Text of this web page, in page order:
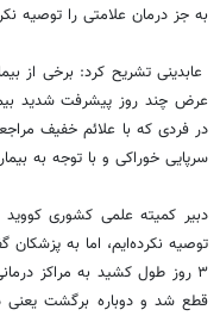
به جز درمان علامتی را توصیه
عابدینی تشریح کرد: برخی از
عرض چند روز پیشرفت شدید
در فردی که با علائم خفیف
سرپایی خوراکی و با توجه به
توصیه نکرده‌ایم، اما به پزشکان
۳ روز طول کشید به مراکز
قطع شد و دوباره برگشت یعنی